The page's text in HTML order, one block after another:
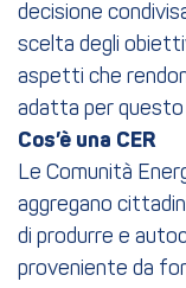
decisione
scelta degli
aspetti che
adatta per questo
Cos’è una CER
Le Comunità
aggregano
di produrre e
proveniente da